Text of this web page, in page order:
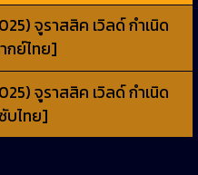
จูราสสิค เวิลด์ กำเนิด
กย์ไทย]
จูราสสิค เวิลด์ กำเนิด
บไทย]